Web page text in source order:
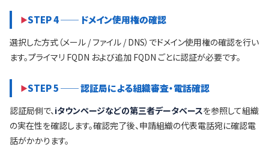
STEP 4 ── ドメイン使用権の確認
選択した方式（メール / ファイル / DNS）でドメイン使用権の確認を行い
ます。プライマリ FQDN および追加 FQDN ごとに認証が必要です。
STEP 5 ── 認証局による組織審査・電話確認
認証局側で、iタウンページなどの第三者データベースを参照して組織
の実在性を確認します。確認完了後、申請組織の代表電話宛に確認電
話がかかります。